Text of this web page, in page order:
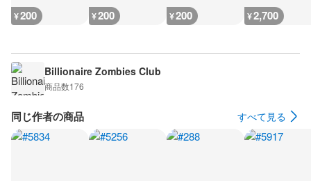
¥200 ¥200 ¥200 ¥2,700
Billionaire Zombies Club
商品数176
同じ作者の商品 すべて見る